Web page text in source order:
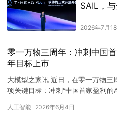
SAIL，
2026年7月18
零一万物三周年：冲刺中国
年目标上市
大模型之家讯 近日，在零一万物三
项关键目标：冲刺“中国首家盈利
人工智能 2026年6月4日